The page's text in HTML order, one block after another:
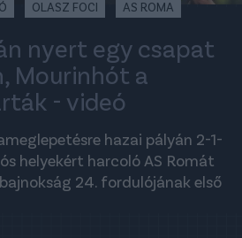
OLASZ FOCI AS ROMA
nyert egy csapat
Mourinhót a
- videó
hazai pályán 2-1-
helyekért harcoló AS Romát
24. fordulójának első